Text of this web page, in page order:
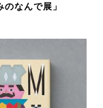
なんで展」